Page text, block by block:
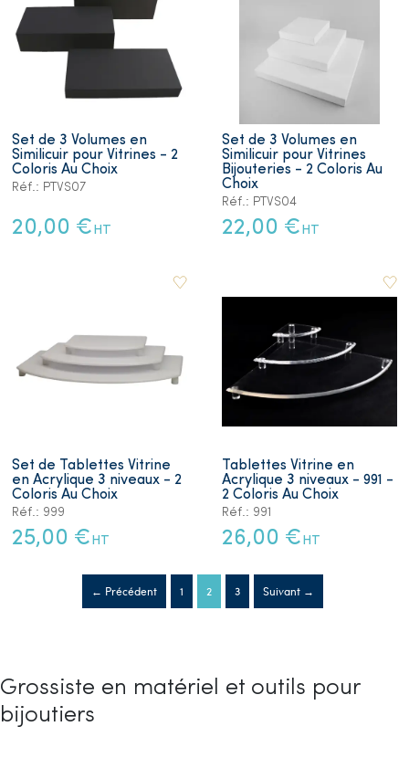
Set de 3 Volumes en
Similicuir pour Vitrines - 2
Coloris Au Choix
Réf.: PTVS07
20,00 € HT
Set de 3 Volumes en
Similicuir pour Vitrines
Bijouteries - 2 Coloris Au
Choix
Réf.: PTVS04
22,00 € HT
Set de Tablettes Vitrine
en Acrylique 3 niveaux - 2
Coloris Au Choix
Réf.: 999
25,00 € HT
Tablettes Vitrine en
Acrylique 3 niveaux - 991 -
2 Coloris Au Choix
Réf.: 991
26,00 € HT
← Précédent 1 2 3 Suivant →
Grossiste en matériel et outils pour
bijoutiers